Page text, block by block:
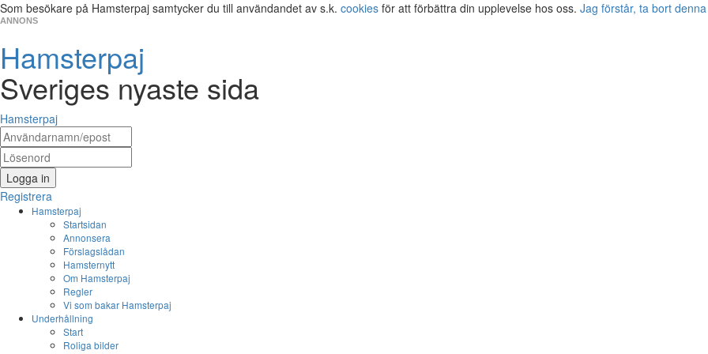
Som besökare på Hamsterpaj samtycker du till användandet av s.k. cookies för att förbättra din upplevelse hos oss. Jag förstår, ta bort
ANNONS
Hamsterpaj
Sveriges nyaste sida
Hamsterpaj
Logga in
Registrera
Hamsterpaj
Startsidan
Annonsera
Förslagslådan
Hamsternytt
Om Hamsterpaj
Regler
Vi som bakar Hamsterpaj
Underhållning
Start
Roliga bilder